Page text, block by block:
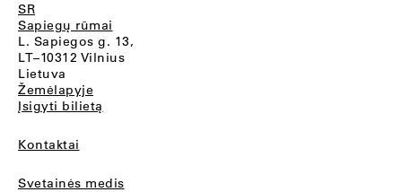
SR
Sapiegų rūmai
L. Sapiegos g. 13,
LT–10312 Vilnius
Lietuva
Žemėlapyje
Įsigyti bilietą
Kontaktai
Svetainės medis